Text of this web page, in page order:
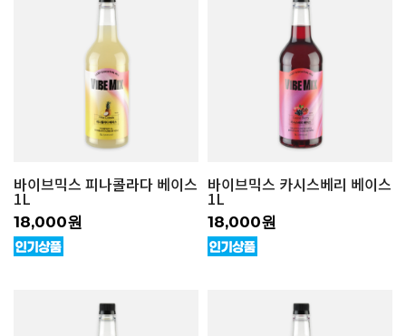
바이브믹스 피나콜라다 베이스
1L
18,000원
바이브믹스 카시스베리 베이스
1L
18,000원